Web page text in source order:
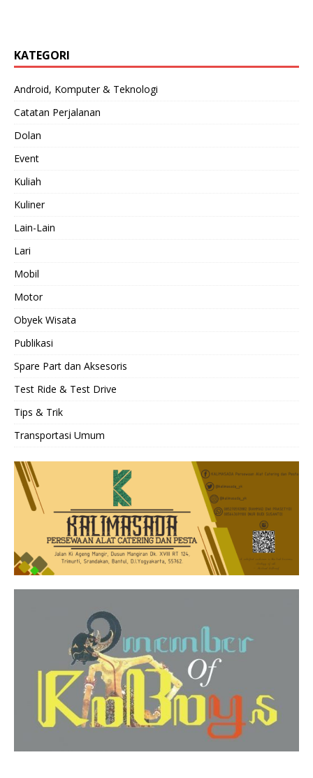
KATEGORI
Android, Komputer & Teknologi
Catatan Perjalanan
Dolan
Event
Kuliah
Kuliner
Lain-Lain
Lari
Mobil
Motor
Obyek Wisata
Publikasi
Spare Part dan Aksesoris
Test Ride & Test Drive
Tips & Trik
Transportasi Umum